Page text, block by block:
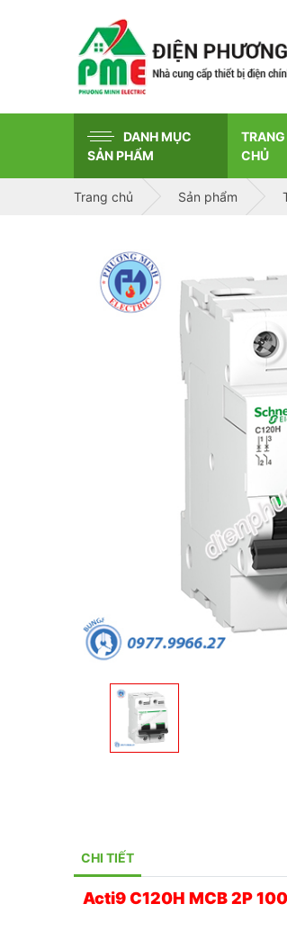
DANH MỤC
SẢN PHẨM
TRANG
CHỦ
Trang chủ Sản phẩm
CHI TIẾT
Acti9 C120H MCB 2P